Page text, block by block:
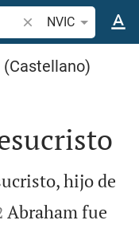
Buscar versículo
NVIC
hijo de
Abraham fue